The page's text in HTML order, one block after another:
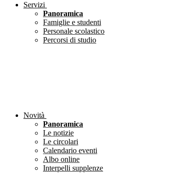
Servizi
Panoramica
Famiglie e studenti
Personale scolastico
Percorsi di studio
Novità
Panoramica
Le notizie
Le circolari
Calendario eventi
Albo online
Interpelli supplenze